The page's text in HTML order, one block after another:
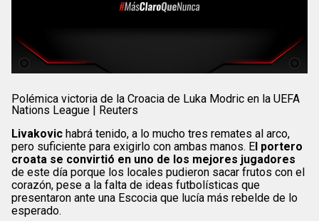
Polémica victoria de la Croacia de Luka Modric en la UEFA
Nations League | Reuters
Livakovic habrá tenido, a lo mucho tres remates al arco,
pero suficiente para exigirlo con ambas manos. El portero
croata se convirtió en uno de los mejores jugadores
de este día porque los locales pudieron sacar frutos con el
corazón, pese a la falta de ideas futbolísticas que
presentaron ante una Escocia que lucía más rebelde de lo
esperado.